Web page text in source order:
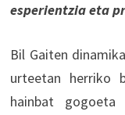
esperientzia eta
Bil Gaiten
urteetan herriko
hainbat